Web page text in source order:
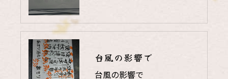
台風の影響で
台風の影響で